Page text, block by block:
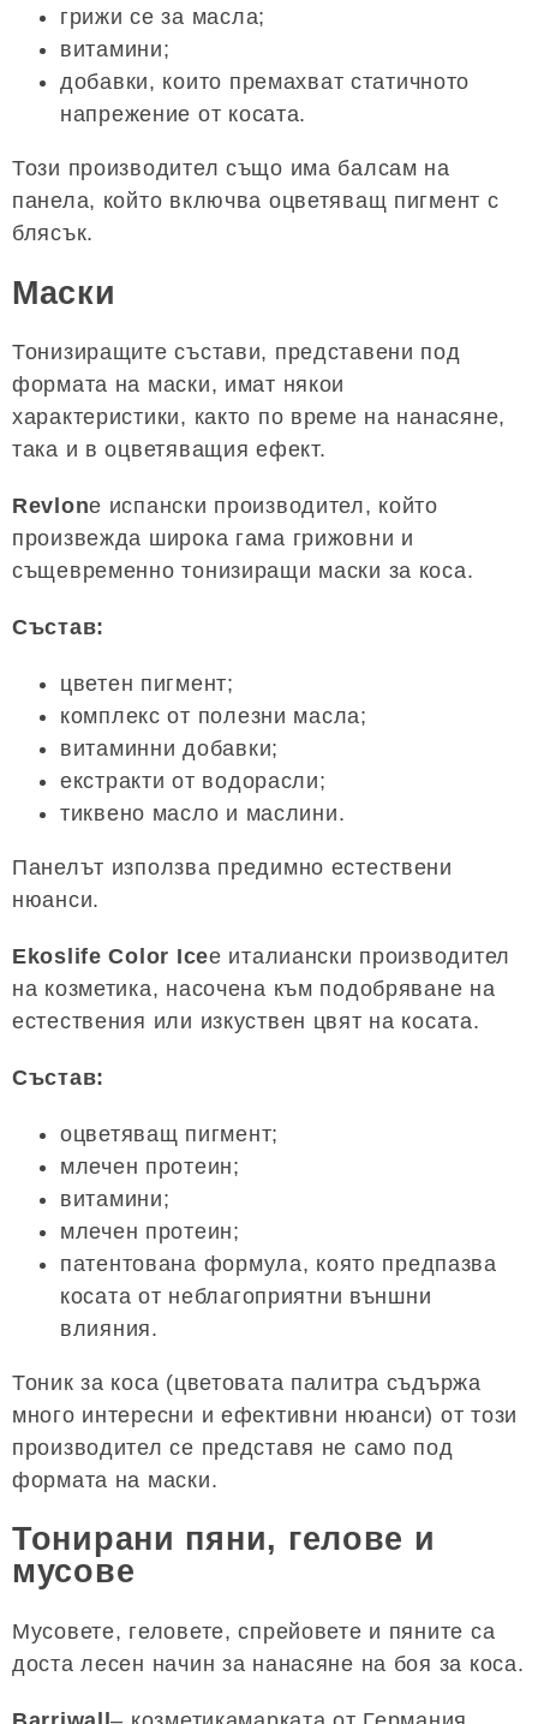
грижи се за масла;
витамини;
добавки, които премахват статичното
напрежение от косата.
Този производител също има балсам на
панела, който включва оцветяващ пигмент с
блясък.
Маски
Тонизиращите състави, представени под
формата на маски, имат някои
характеристики, както по време на нанасяне,
така и в оцветяващия ефект.
Revlonе испански производител, който
произвежда широка гама грижовни и
същевременно тонизиращи маски за коса.
Състав:
цветен пигмент;
комплекс от полезни масла;
витаминни добавки;
екстракти от водорасли;
тиквено масло и маслини.
Панелът използва предимно естествени
нюанси.
Ekoslife Color Iceе италиански производител
на козметика, насочена към подобряване на
естествения или изкуствен цвят на косата.
Състав:
оцветяващ пигмент;
млечен протеин;
витамини;
млечен протеин;
патентована формула, която предпазва
косата от неблагоприятни външни
влияния.
Тоник за коса (цветовата палитра съдържа
много интересни и ефективни нюанси) от този
производител се представя не само под
формата на маски.
Тонирани пяни, гелове и
мусове
Мусовете, геловете, спрейовете и пяните са
доста лесен начин за нанасяне на боя за коса.